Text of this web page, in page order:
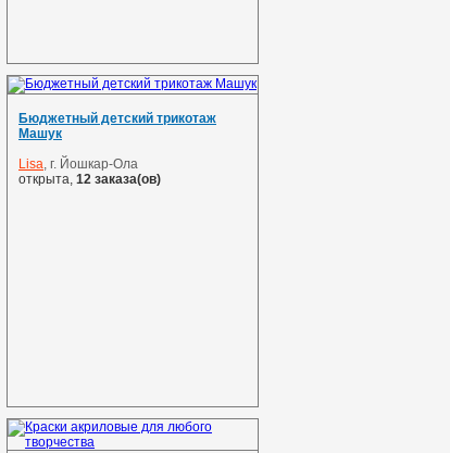
Бюджетный детский трикотаж
Машук
Lisa, г. Йошкар-Ола
открыта, 12 заказа(ов)